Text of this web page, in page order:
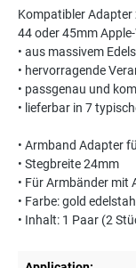
Kompatibler Adapter
44 oder 45mm
• aus massivem
• hervorragende
• passgenau und
• lieferbar in 7
• Armband Adapter
• Stegbreite 24mm
• Für Armbänder mit
• Farbe: gold edelstahl
• Inhalt: 1 Paar (2